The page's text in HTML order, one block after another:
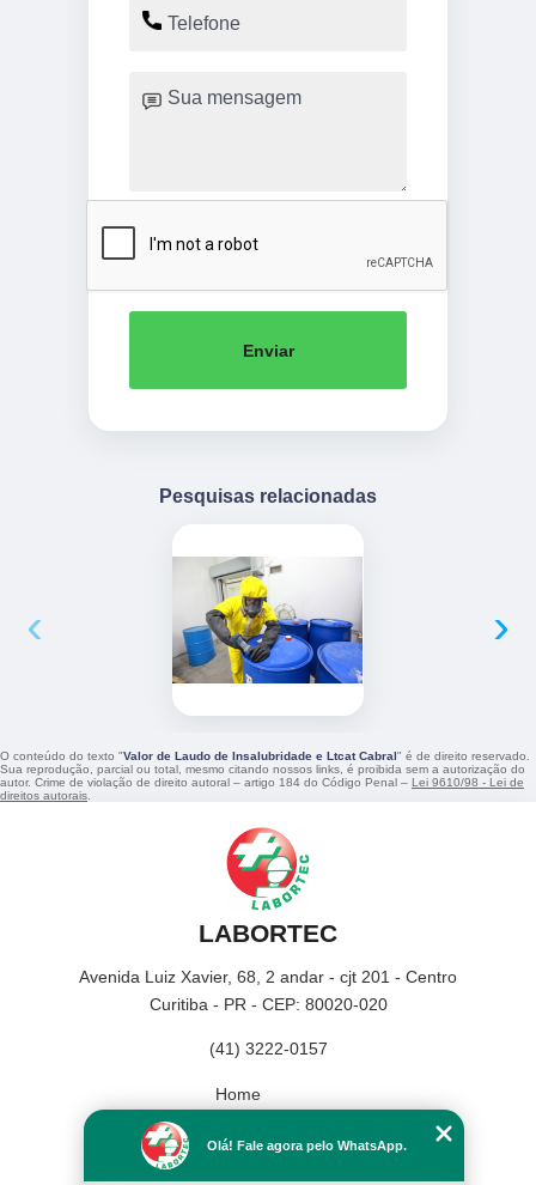
Enviar
Pesquisas relacionadas
‹ ›
O conteúdo do texto "Valor de Laudo de Insalubridade e Ltcat Cabral" é de direito reservado.
Sua reprodução, parcial ou total, mesmo citando nossos links, é proibida sem a autorização do
autor. Crime de violação de direito autoral – artigo 184 do Código Penal – Lei 9610/98 - Lei de
direitos autorais
LABORTEC
Avenida Luiz Xavier, 68, 2 andar - cjt 201 - Centro
Curitiba - PR - CEP: 80020-020
(41) 3222-0157
Home
Missão
Serviços
Olá! Fale agora pelo WhatsApp.